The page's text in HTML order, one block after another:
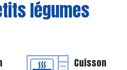
légumes
Cuisson